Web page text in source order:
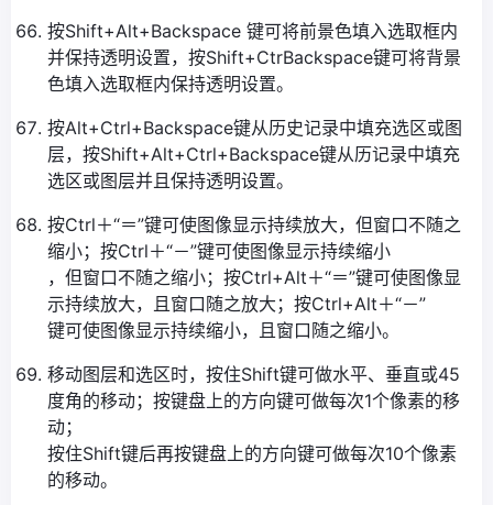
按Shift+Alt+Backspace 键可将前景色填入选取框内
并保持透明设置，按Shift+CtrBackspace键可将背景
色填入选取框内保持透明设置。
按Alt+Ctrl+Backspace键从历史记录中填充选区或图
层，按Shift+Alt+Ctrl+Backspace键从历记录中填充
选区或图层并且保持透明设置。
按Ctrl＋“＝”键可使图像显示持续放大，但窗口不随之
缩小；按Ctrl＋“－”键可使图像显示持续缩小
，但窗口不随之缩小；按Ctrl+Alt＋“＝”键可使图像显
示持续放大，且窗口随之放大；按Ctrl+Alt＋“－”
键可使图像显示持续缩小，且窗口随之缩小。
移动图层和选区时，按住Shift键可做水平、垂直或45
度角的移动；按键盘上的方向键可做每次1个像素的移
动；
按住Shift键后再按键盘上的方向键可做每次10个像素
的移动。